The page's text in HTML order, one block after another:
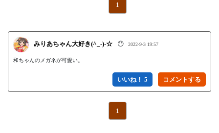
1
みりあちゃん大好き(^_-)-☆ 😶 2022-9-3 19:57
和ちゃんのメガネが可愛い。
いいね！ 5
1